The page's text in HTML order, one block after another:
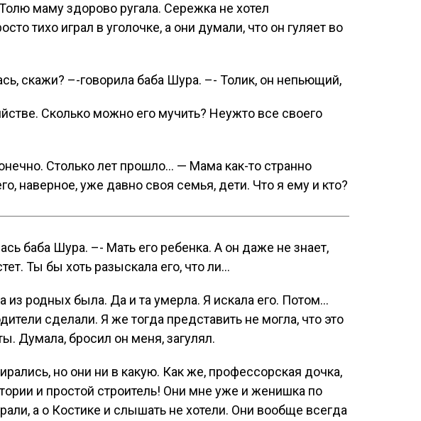
маму здорово ругала. Сережка не хотел
тихо играл в уголочке, а они думали, что он гуляет во
скажи? –-говорила баба Шура. –- Толик, он непьющий,
Сколько можно его мучить? Неужто все своего
Столько лет прошло… — Мама как-то странно
наверное, уже давно своя семья, дети. Что я ему и кто?
баба Шура. –- Мать его ребенка. А он даже не знает,
Ты бы хоть разыскала его, что ли…
из родных была. Да и та умерла. Я искала его. Потом…
сделали. Я же тогда представить не могла, что это
Думала, бросил он меня, загулял.
но они ни в какую. Как же, профессорская дочка,
и простой строитель! Они мне уже и женишка по
а о Костике и слышать не хотели. Они вообще всегда